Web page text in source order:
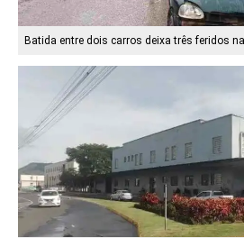
Batida entre dois carros deixa três feridos